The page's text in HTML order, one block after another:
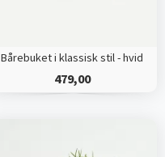
Bårebuket i klassisk stil - hvid
479,00